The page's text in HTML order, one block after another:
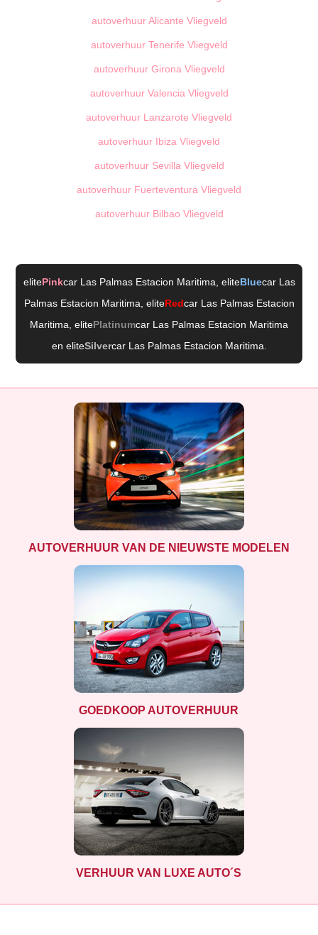
autoverhuur Alicante Vliegveld
autoverhuur Tenerife Vliegveld
autoverhuur Girona Vliegveld
autoverhuur Valencia Vliegveld
autoverhuur Lanzarote Vliegveld
autoverhuur Ibiza Vliegveld
autoverhuur Sevilla Vliegveld
autoverhuur Fuerteventura Vliegveld
autoverhuur Bilbao Vliegveld
elitePinkcar Las Palmas Estacion Maritima , eliteBluecar Las
Palmas Estacion Maritima , eliteRedcar Las Palmas Estacion
Maritima , elitePlatinumcar Las Palmas Estacion Maritima
en eliteSilvercar Las Palmas Estacion Maritima
AUTOVERHUUR VAN DE NIEUWSTE MODELEN
GOEDKOOP AUTOVERHUUR
VERHUUR VAN LUXE AUTO´S